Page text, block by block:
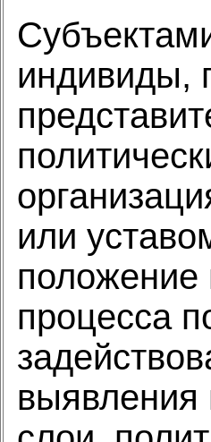
индивиды,
или
положение
процесса
выявления